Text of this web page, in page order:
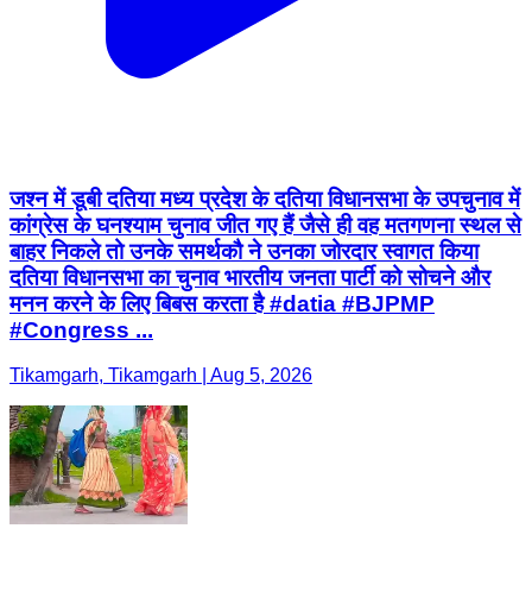
जश्न में डूबी दतिया मध्य प्रदेश के दतिया विधानसभा के उपचुनाव में
कांग्रेस के घनश्याम चुनाव जीत गए हैं जैसे ही वह मतगणना स्थल से
बाहर निकले तो उनके समर्थकौ ने उनका जोरदार स्वागत किया
दतिया विधानसभा का चुनाव भारतीय जनता पार्टी को सोचने और
मनन करने के लिए बिबस करता है #datia #BJPMP
#Congress ...
Tikamgarh, Tikamgarh | Aug 5, 2026